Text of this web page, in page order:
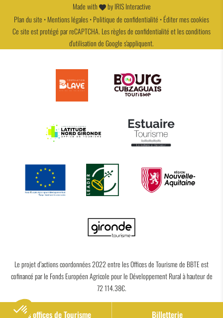
Nos offices de Tourisme Billetterie
Made with
byIRIS Interactive
Plan du site •Mentions légales•Politique de confidentialité •Éditer mes cookies
Ce site est protégé par reCAPTCHA. Lesrègles de confidentialitéet lesconditions
d'utilisationde Google s'appliquent.
Le projet d’actions coordonnées 2022 entre les Offices de Tourisme de BBTE est
cofinancé par le Fonds Européen Agricole pour le Développement Rural à hauteur de
72 114.38€.